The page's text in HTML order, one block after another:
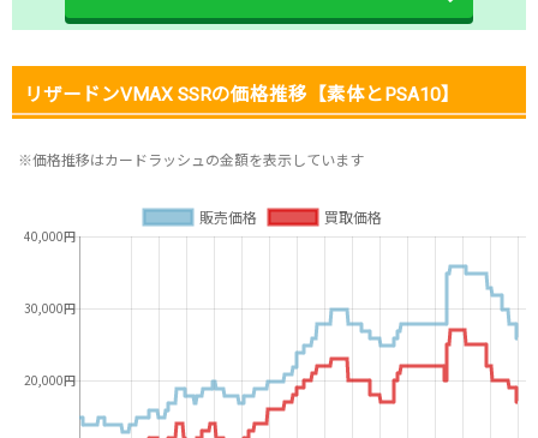
リザードンVMAX SSRの価格推移【素体とPSA10】
※価格推移はカードラッシュの金額を表示しています